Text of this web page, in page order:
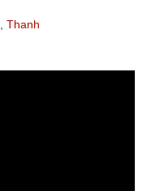
Thanh